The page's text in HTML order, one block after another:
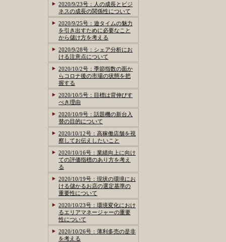
2020/9/23号：人の成長とビジ
ネスの成長の関係性について
2020/9/25号：遊タイムの魅力
を引き出すために必要なこと
から儲け方を考える
2020/9/28号：シェア分析にお
ける注意点について
2020/10/2号：季節指数の面か
らコロナ後の市場の状態を把
握する
2020/10/5号：目標は背伸びす
べき理由
2020/10/9号：話題機の新台入
替の目的について
2020/10/12号：高稼働店舗を視
察してお伝えしたいこと
2020/10/16号：業績向上に向け
ての評価指標のあり方を考え
る
2020/10/19号：現状の環境にお
ける儲かるお店の選定基準の
重要性について
2020/10/23号：環境変化におけ
るエリアマネージャーの重要
性について
2020/10/26号：薄利多売の是非
を考える